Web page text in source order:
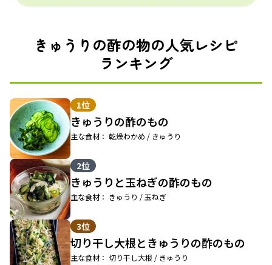
きゅうりの酢の物の人気レシピ
ランキング
1位
きゅうりの酢のもの
主な食材： 乾燥わかめ / きゅうり
2位
きゅうりと玉ねぎの酢のもの
主な食材： きゅうり / 玉ねぎ
3位
切り干し大根ときゅうりの酢のもの
主な食材： 切り干し大根 / きゅうり